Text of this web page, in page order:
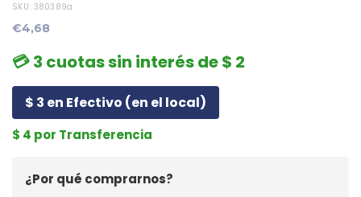
SKU: 380389a
€4,68
💳 3 cuotas sin interés de $ 2
$ 3 en Efectivo (en el local)
$ 4 por Transferencia
¿Por qué comprarnos?